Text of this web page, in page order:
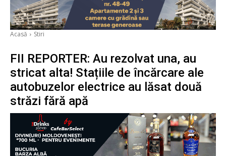
Acasă Stiri
FII REPORTER: Au rezolvat una, au
stricat alta! Stațiile de încărcare ale
autobuzelor electrice au lăsat două
străzi fără apă